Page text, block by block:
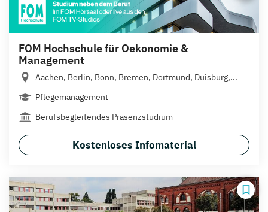
FOM Hochschule für Oekonomie &
Management
Aachen, Berlin, Bonn, Bremen, Dortmund, Duisburg,...
Pflegemanagement
Berufsbegleitendes Präsenzstudium
Kostenloses Infomaterial